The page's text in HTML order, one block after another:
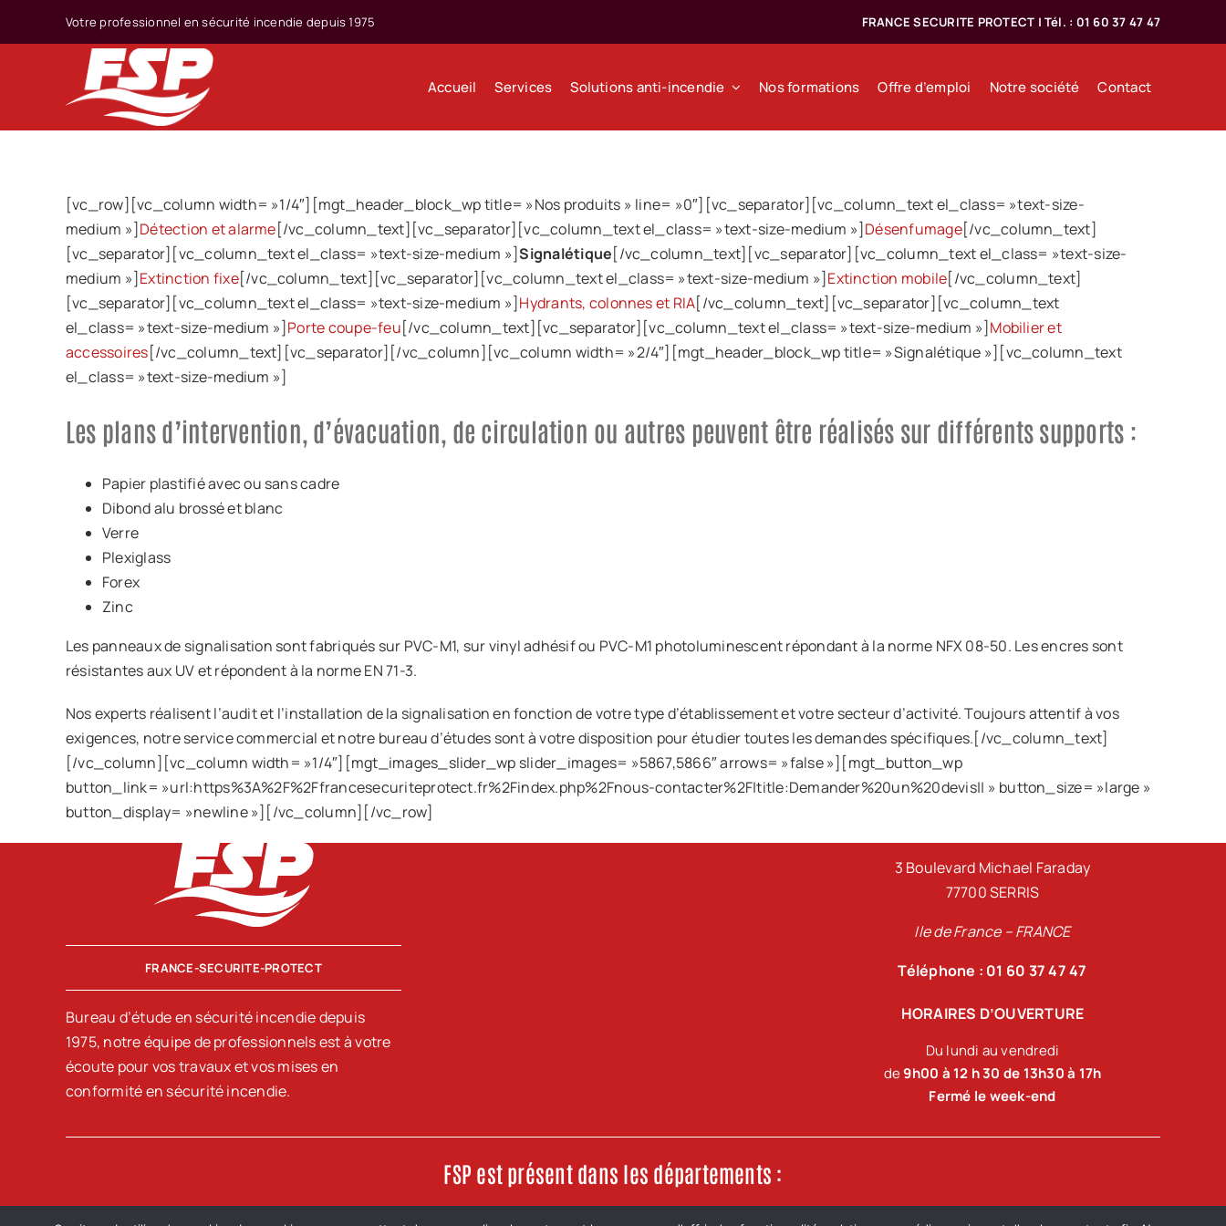
Votre professionnel en sécurité incendie depuis 1975 FRANCE SECURITE PROTECT | Tél. : 01 60 37 47 47
Accueil Services Solutions anti-incendie Nos formations Offre d’emploi Notre société Contact
[vc_row][vc_column width= »1/4″][mgt_header_block_wp title= »Nos produits » line= »0″][vc_separator][vc_column_text el_class= »text-size-
medium »]Détection et alarme[/vc_column_text][vc_separator][vc_column_text el_class= »text-size-medium »]Désenfumage[/vc_column_text]
[vc_separator][vc_column_text el_class= »text-size-medium »]Signalétique[/vc_column_text][vc_separator][vc_column_text el_class= »text-size-
medium »]Extinction fixe[/vc_column_text][vc_separator][vc_column_text el_class= »text-size-medium »]Extinction mobile[/vc_column_text]
[vc_separator][vc_column_text el_class= »text-size-medium »]Hydrants, colonnes et RIA[/vc_column_text][vc_separator][vc_column_text
el_class= »text-size-medium »]Porte coupe-feu[/vc_column_text][vc_separator][vc_column_text el_class= »text-size-medium »]Mobilier et
accessoires[/vc_column_text][vc_separator][/vc_column][vc_column width= »2/4″][mgt_header_block_wp title= »Signalétique »][vc_column_text
el_class= »text-size-medium »]
Les plans d’intervention, d’évacuation, de circulation ou autres peuvent être réalisés sur différents supports :
Papier plastifié avec ou sans cadre
Dibond alu brossé et blanc
Verre
Plexiglass
Forex
Zinc
Les panneaux de signalisation sont fabriqués sur PVC-M1, sur vinyl adhésif ou PVC-M1 photoluminescent répondant à la norme NFX 08-50. Les encres sont
résistantes aux UV et répondent à la norme EN 71-3.
Nos experts réalisent l’audit et l’installation de la signalisation en fonction de votre type d’établissement et votre secteur d’activité. Toujours attentif à vos
exigences, notre service commercial et notre bureau d’études sont à votre disposition pour étudier toutes les demandes spécifiques.[/vc_column_text]
[/vc_column][vc_column width= »1/4″][mgt_images_slider_wp slider_images= »5867,5866″ arrows= »false »][mgt_button_wp
button_link= »url:https%3A%2F%2Ffrancesecuriteprotect.fr%2Findex.php%2Fnous-contacter%2F|title:Demander%20un%20devis|| » button_size= »large »
button_display= »newline »][/vc_column][/vc_row]
FRANCE-SECURITE-PROTECT
Bureau d’étude en sécurité incendie depuis
1975, notre équipe de professionnels est à votre
écoute pour vos travaux et vos mises en
conformité en sécurité incendie.
3 Boulevard Michael Faraday
77700 SERRIS
Ile de France – FRANCE
Téléphone : 01 60 37 47 47
HORAIRES D’OUVERTURE
Du lundi au vendredi
de9h00 à 12 h 30 de 13h30 à 17h
Fermé le week-end
FSP est présent dans les départements :
Ile de France, Oise, Val d’Oise, Yvelines, Essonne, Seine-et-Marne, Eure-et-Loir, Loiret.